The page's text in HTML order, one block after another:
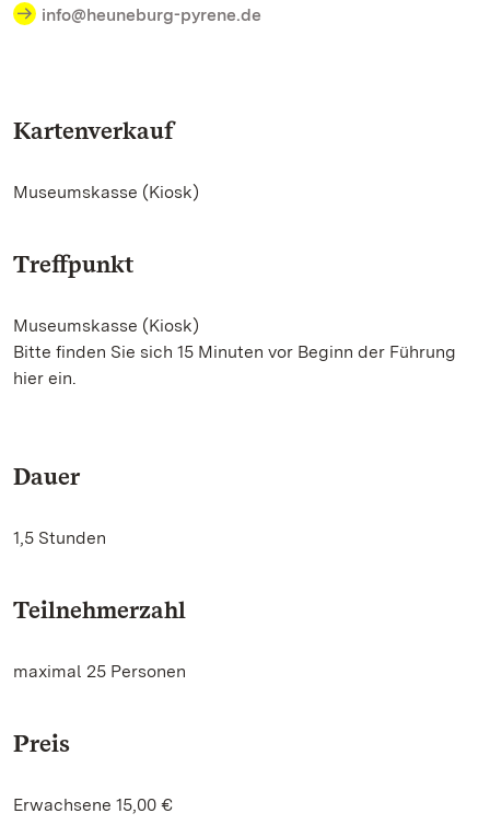
info@heuneburg-pyrene.de
Kartenverkauf
Museumskasse (Kiosk)
Treffpunkt
Museumskasse (Kiosk)
Bitte finden Sie sich 15 Minuten vor Beginn der Führung
hier ein.
Dauer
1,5 Stunden
Teilnehmerzahl
maximal 25 Personen
Preis
Erwachsene 15,00 €